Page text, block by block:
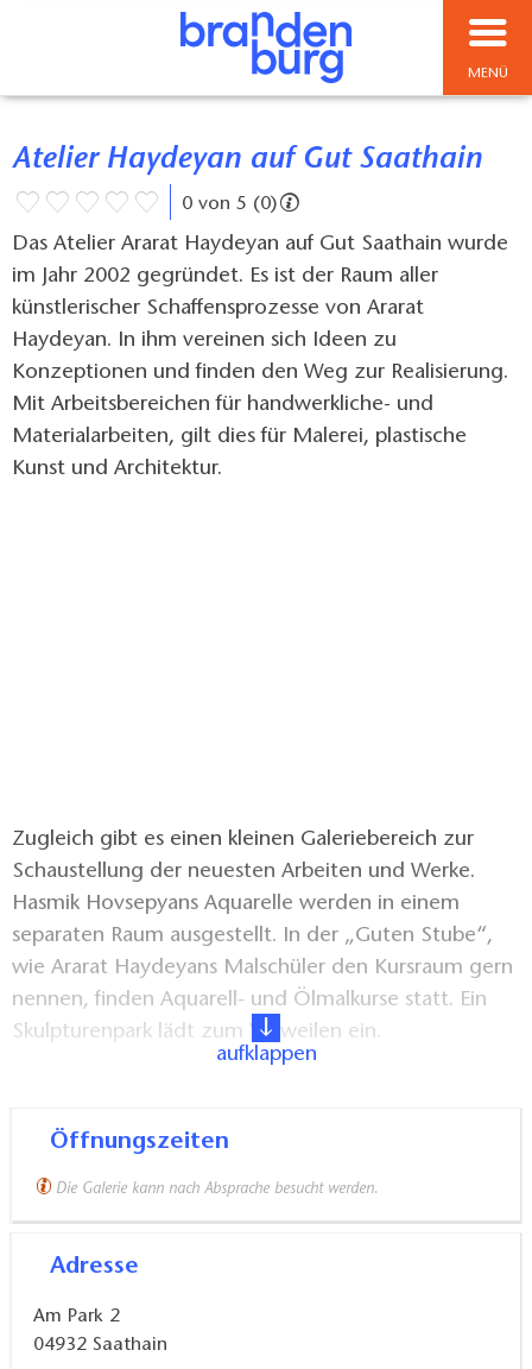
MENÜ
Atelier Haydeyan auf Gut Saathain
0 von 5 (0)
Das Atelier Ararat Haydeyan auf Gut Saathain wurde
im Jahr 2002 gegründet. Es ist der Raum aller
künstlerischer Schaffensprozesse von Ararat
Haydeyan. In ihm vereinen sich Ideen zu
Konzeptionen und finden den Weg zur Realisierung.
Mit Arbeitsbereichen für handwerkliche- und
Materialarbeiten, gilt dies für Malerei, plastische
Kunst und Architektur.
Zugleich gibt es einen kleinen Galeriebereich zur
Schaustellung der neuesten Arbeiten und Werke.
Hasmik Hovsepyans Aquarelle werden in einem
separaten Raum ausgestellt. In der „Guten Stube“,
wie Ararat Haydeyans Malschüler den Kursraum gern
nennen, finden Aquarell- und Ölmalkurse statt. Ein
Skulpturenpark lädt zum Verweilen ein.
Räumlichkeiten für die Besucher zugänglich. Die
Galerie kann nach Absprache besucht werden.
aufklappen
Öffnungszeiten
Die Galerie kann nach Absprache besucht werden.
Adresse
Am Park 2
04932 Saathain